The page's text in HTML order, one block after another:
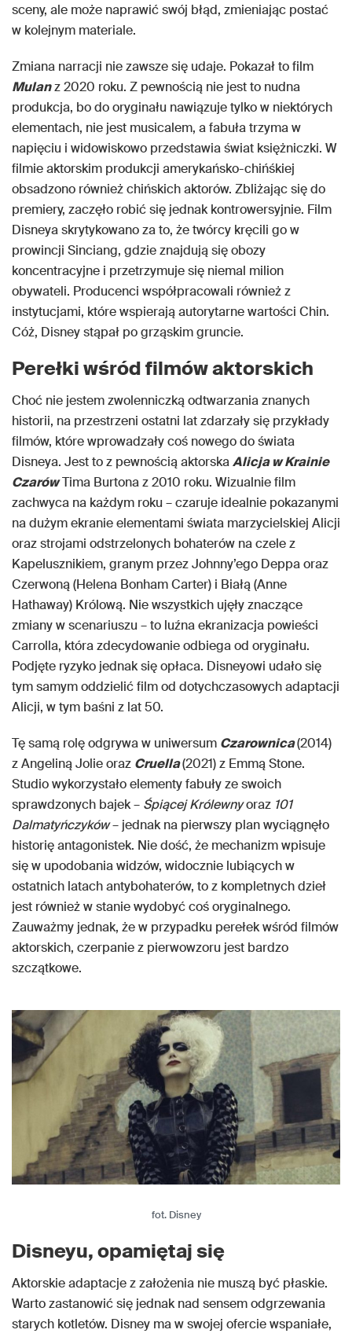
sceny, ale może naprawić swój błąd, zmieniając postać
w kolejnym materiale.
Zmiana narracji nie zawsze się udaje. Pokazał to film
Mulanz 2020 roku. Z pewnością nie jest to nudna
produkcja, bo do oryginału nawiązuje tylko w niektórych
elementach, nie jest musicalem, a fabuła trzyma w
napięciu i widowiskowo przedstawia świat księżniczki. W
filmie aktorskim produkcji amerykańsko-chińśkiej
obsadzono również chińskich aktorów. Zbliżając się do
premiery, zaczęło robić się jednak kontrowersyjnie. Film
Disneya skrytykowano za to, że twórcy kręcili go w
prowincji Sinciang, gdzie znajdują się obozy
koncentracyjne i przetrzymuje się niemal milion
obywateli. Producenci współpracowali również z
instytucjami, które wspierają autorytarne wartości Chin.
Cóż, Disney stąpał po grząskim gruncie.
Perełki wśród filmów aktorskich
Choć nie jestem zwolenniczką odtwarzania znanych
historii, na przestrzeni ostatni lat zdarzały się przykłady
filmów, które wprowadzały coś nowego do świata
Disneya. Jest to z pewnością aktorskaAlicja w Krainie
CzarówTima Burtona z 2010 roku. Wizualnie film
zachwyca na każdym roku – czaruje idealnie pokazanymi
na dużym ekranie elementami świata marzycielskiej Alicji
oraz strojami odstrzelonych bohaterów na czele z
Kapelusznikiem, granym przez Johnny’ego Deppa oraz
Czerwoną (Helena Bonham Carter) i Białą (Anne
Hathaway) Królową. Nie wszystkich ujęły znaczące
zmiany w scenariuszu – to luźna ekranizacja powieści
Carrolla, która zdecydowanie odbiega od oryginału.
Podjęte ryzyko jednak się opłaca. Disneyowi udało się
tym samym oddzielić film od dotychczasowych adaptacji
Alicji, w tym baśni z lat 50.
Tę samą rolę odgrywa w uniwersum Czarownica(2014)
z Angeliną Jolie oraz Cruella(2021) z Emmą Stone.
Studio wykorzystało elementy fabuły ze swoich
sprawdzonych bajek – Śpiącej Królewnyoraz 101
Dalmatyńczyków– jednak na pierwszy plan wyciągnęło
historię antagonistek. Nie dość, że mechanizm wpisuje
się w upodobania widzów, widocznie lubiących w
ostatnich latach antybohaterów, to z kompletnych dzieł
jest również w stanie wydobyć coś oryginalnego.
Zauważmy jednak, że w przypadku perełek wśród filmów
aktorskich, czerpanie z pierwowzoru jest bardzo
szczątkowe.
fot. Disney
Disneyu, opamiętaj się
Aktorskie adaptacje z założenia nie muszą być płaskie.
Warto zastanowić się jednak nad sensem odgrzewania
starych kotletów. Disney ma w swojej ofercie wspaniałe,